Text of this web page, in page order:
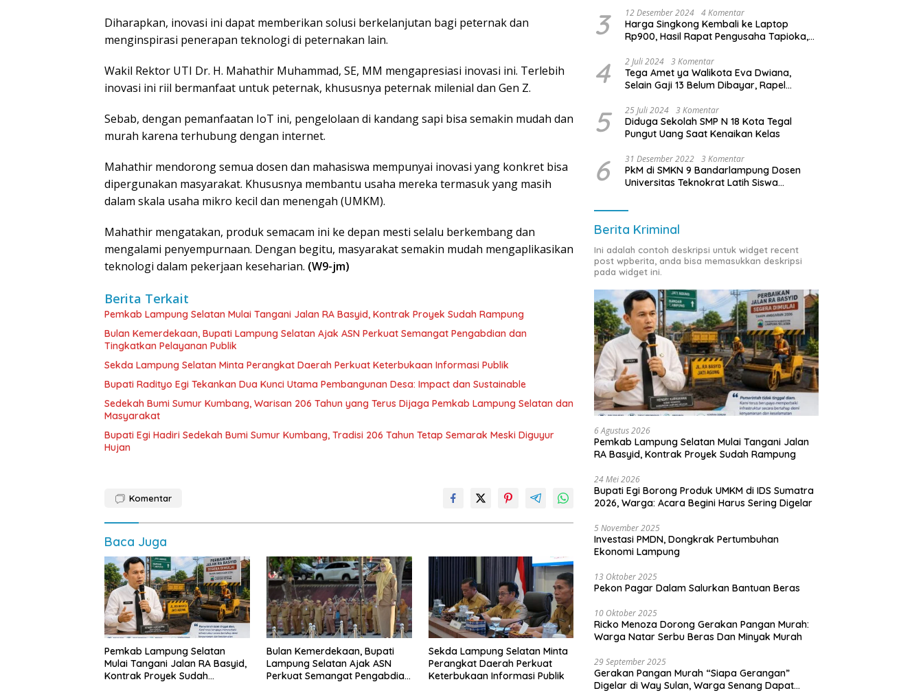
Diharapkan, inovasi ini dapat memberikan solusi berkelanjutan bagi peternak dan
menginspirasi penerapan teknologi di peternakan lain.
Wakil Rektor UTI Dr. H. Mahathir Muhammad, SE, MM mengapresiasi inovasi ini. Terlebih
inovasi ini riil bermanfaat untuk peternak, khususnya peternak milenial dan Gen Z.
Sebab, dengan pemanfaatan IoT ini, pengelolaan di kandang sapi bisa semakin mudah dan
murah karena terhubung dengan internet.
Mahathir mendorong semua dosen dan mahasiswa mempunyai inovasi yang konkret bisa
dipergunakan masyarakat. Khususnya membantu usaha mereka termasuk yang masih
dalam skala usaha mikro kecil dan menengah (UMKM).
Mahathir mengatakan, produk semacam ini ke depan mesti selalu berkembang dan
mengalami penyempurnaan. Dengan begitu, masyarakat semakin mudah mengaplikasikan
teknologi dalam pekerjaan keseharian. (W9-jm)
Berita Terkait
Pemkab Lampung Selatan Mulai Tangani Jalan RA Basyid, Kontrak Proyek Sudah Rampung
Bulan Kemerdekaan, Bupati Lampung Selatan Ajak ASN Perkuat Semangat Pengabdian dan
Tingkatkan Pelayanan Publik
Sekda Lampung Selatan Minta Perangkat Daerah Perkuat Keterbukaan Informasi Publik
Bupati Radityo Egi Tekankan Dua Kunci Utama Pembangunan Desa: Impact dan Sustainable
Sedekah Bumi Sumur Kumbang, Warisan 206 Tahun yang Terus Dijaga Pemkab Lampung Selatan dan
Masyarakat
Bupati Egi Hadiri Sedekah Bumi Sumur Kumbang, Tradisi 206 Tahun Tetap Semarak Meski Diguyur
Hujan
Komentar
Baca Juga
Pemkab Lampung Selatan
Mulai Tangani Jalan RA Basyid,
Kontrak Proyek Sudah
Bulan Kemerdekaan, Bupati
Lampung Selatan Ajak ASN
Perkuat Semangat Pengabdian
Sekda Lampung Selatan Minta
Perangkat Daerah Perkuat
Keterbukaan Informasi Publik
3 12 Desember 2024 4 Komentar
Harga Singkong Kembali ke Laptop
Rp900, Hasil Rapat Pengusaha Tapioka,
Lampung
4 2 Juli 2024 3 Komentar
Tega Amet ya Walikota Eva Dwiana,
Selain Gaji 13 Belum Dibayar, Rapel
Dibayar
5 25 Juli 2024 3 Komentar
Diduga Sekolah SMP N 18 Kota Tegal
Pungut Uang Saat Kenaikan Kelas
6 31 Desember 2022 3 Komentar
PkM di SMKN 9 Bandarlampung Dosen
Universitas Teknokrat Latih Siswa
Berita Kriminal
Ini adalah contoh deskripsi untuk widget recent
post wpberita, anda bisa memasukkan deskripsi
pada widget ini.
6 Agustus 2026
Pemkab Lampung Selatan Mulai Tangani Jalan
RA Basyid, Kontrak Proyek Sudah Rampung
24 Mei 2026
Bupati Egi Borong Produk UMKM di IDS Sumatra
2026, Warga: Acara Begini Harus Sering Digelar
5 November 2025
Investasi PMDN, Dongkrak Pertumbuhan
Ekonomi Lampung
13 Oktober 2025
Pekon Pagar Dalam Salurkan Bantuan Beras
10 Oktober 2025
Ricko Menoza Dorong Gerakan Pangan Murah:
Warga Natar Serbu Beras Dan Minyak Murah
29 September 2025
Gerakan Pangan Murah “Siapa Gerangan”
Digelar di Way Sulan, Warga Senang Dapat